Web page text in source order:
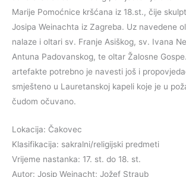
Marije Pomoćnice kršćana iz 18.st., čije
Josipa Weinachta iz Zagreba. Uz navedene
nalaze i oltari sv. Franje Asiškog, sv. Ivana
Antuna Padovanskog, te oltar Žalosne
artefakte potrebno je navesti još i
smješteno u Lauretanskoj kapeli koje je u
čudom očuvano.
Lokacija: Čakovec
Klasifikacija: sakralni/religijski predmeti
Vrijeme nastanka: 17. st. do 18. st.
Autor: Josip Weinacht; Jožef Straub